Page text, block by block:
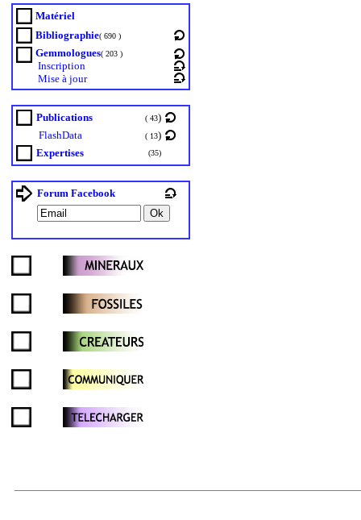
Matériel
Bibliographie( 690 )
Gemmologues( 203 )
Inscription
Mise à jour
Publications ( 43)
FlashData
( 13)
Expertises
(35)
Forum Facebook